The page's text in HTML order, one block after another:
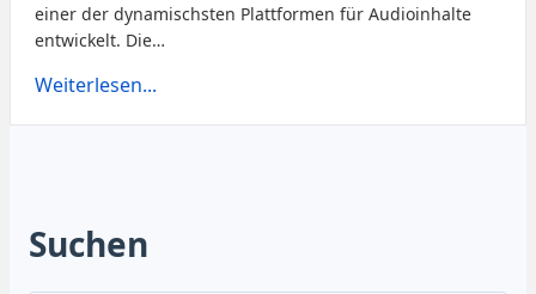
einer der dynamischsten Plattformen für Audioinhalte
entwickelt. Die…
Weiterlesen...
Suchen